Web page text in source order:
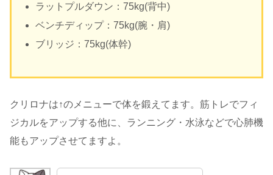
ラットプルダウン：75kg(背中)
ベンチディップ：75kg(腕・肩)
ブリッジ：75kg(体幹)
クリロナは↑のメニューで体を鍛えてます。筋トレでフィ
ジカルをアップする他に、ランニング・水泳などで心肺機
能もアップさせてますよ。